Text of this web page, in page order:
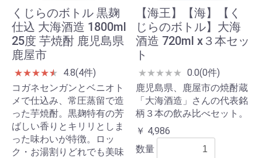
くじらのボトル 黒麹
仕込 大海酒造 1800ml
25度 芋焼酎 鹿児島県
鹿屋市
★★★★★
★
4.8(4件)
コガネセンガンとベニオト
メで仕込み、常圧蒸留で造
った芋焼酎。黒麹特有の芳
ばしい香りとキリリとしま
った味わいが特徴。ロッ
ク・お湯割りどれでも美味
【海王】【海】【く
じらのボトル】大海
酒造 720ml x３本セッ
ト
★★★★★ 0.0(0件)
鹿児島県、鹿屋市の焼酎蔵
「大海酒造」さんの代表銘
柄３本の飲み比べセット。
￥ 4,986
数量